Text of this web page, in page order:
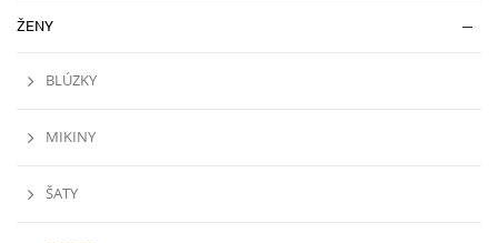
ŽENY
BLÚZKY
MIKINY
ŠATY